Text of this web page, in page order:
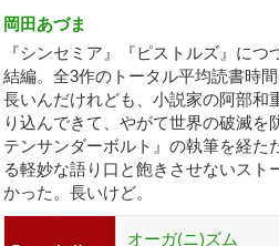
岡田あづま
『シンセミア』『ピストルズ』に
結編。全3作のトータル平均読書時
長いんだけれども、小説家の阿部和
り込んできて、やがて世界の破滅
テンサンダーボルト』の執筆を経た
る軽妙な語り口と飽きさせないスト
かった。長いけど。
オーガ(ニ)ズム